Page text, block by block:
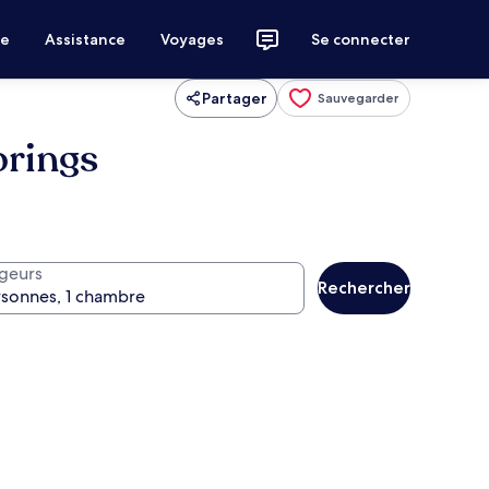
Assistance Voyages Se connecter
Partager Sauvegarder
Rechercher